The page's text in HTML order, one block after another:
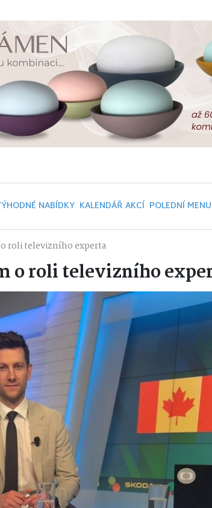
NABÍDKY KALENDÁŘ AKCÍ POLEDNÍ MENU
roli televizního experta
o roli televizního